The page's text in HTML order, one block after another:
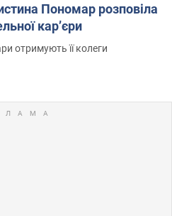
Пономар розповіла
кар’єри
отримують її колеги